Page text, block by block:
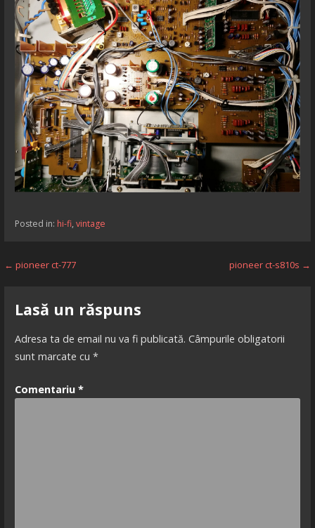
Posted in: hi-fi, vintage
Navigare
articole
← pioneer ct-777 pioneer ct-s810s →
Lasă un răspuns
Adresa ta de email nu va fi publicată. Câmpurile obligatorii
sunt marcate cu *
Comentariu *